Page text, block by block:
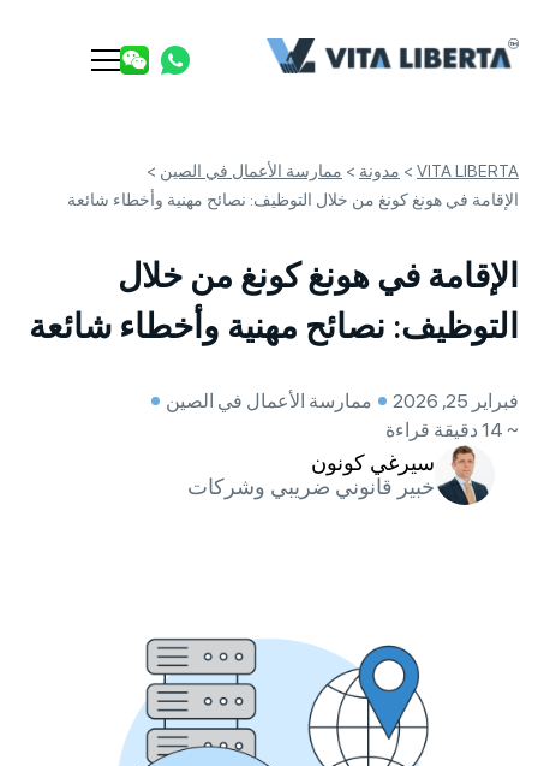
VITA LIBERTA
> مدونة> ممارسة الأعمال في الصين>
الإقامة في هونغ كونغ من خلال التوظيف: نصائح مهنية وأخطاء شائعة
الإقامة في هونغ كونغ من خلال
التوظيف: نصائح مهنية وأخطاء شائعة
فبراير 25, 2026
ممارسة الأعمال في الصين
~ 14 دقيقة قراءة
سيرغي كونون
خبير قانوني ضريبي وشركات